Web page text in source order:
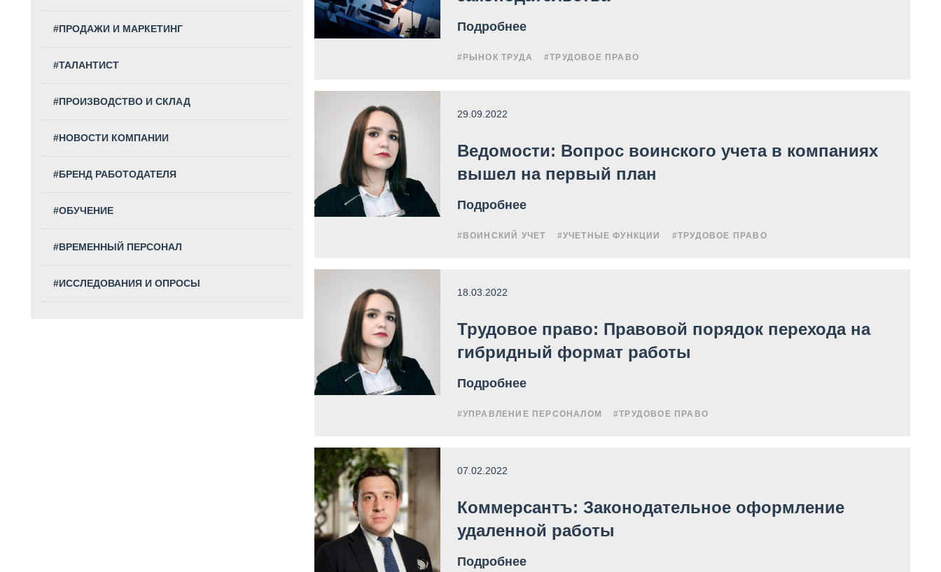
#ПРОДАЖИ И МАРКЕТИНГ
#ТАЛАНТИСТ
#ПРОИЗВОДСТВО И СКЛАД
#НОВОСТИ КОМПАНИИ
#БРЕНД РАБОТОДАТЕЛЯ
#ОБУЧЕНИЕ
#ВРЕМЕННЫЙ ПЕРСОНАЛ
#ИССЛЕДОВАНИЯ И ОПРОСЫ
Подробнее
#РЫНОК ТРУДА #ТРУДОВОЕ ПРАВО
29.09.2022
Ведомости: Вопрос воинского учета в компаниях
вышел на первый план
Подробнее
#ВОИНСКИЙ УЧЕТ #УЧЕТНЫЕ ФУНКЦИИ #ТРУДОВОЕ ПРАВО
18.03.2022
Трудовое право: Правовой порядок перехода на
гибридный формат работы
Подробнее
#УПРАВЛЕНИЕ ПЕРСОНАЛОМ #ТРУДОВОЕ ПРАВО
07.02.2022
Коммерсантъ: Законодательное оформление
удаленной работы
Подробнее